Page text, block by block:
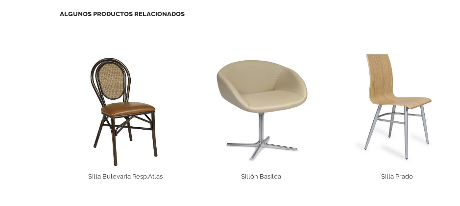
ALGUNOS PRODUCTOS RELACIONADOS
Silla Bulevaria Resp.Atlas Sillón Basilea Silla Prado